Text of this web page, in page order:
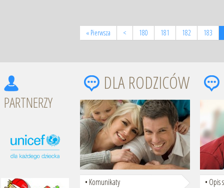
« Pierwsza < 180 181 182 183
PARTNERZY
DLA RODZICÓW
Komunikaty
Opis